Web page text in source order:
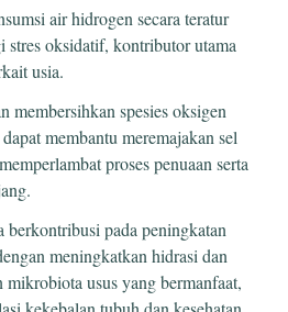
air hidrogen secara teratur
stres oksidatif, kontributor utama
usia.
membersihkan spesies oksigen
membantu meremajakan sel
proses penuaan serta
pada peningkatan
meningkatkan hidrasi dan
usus yang bermanfaat,